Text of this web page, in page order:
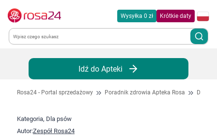
Wysyłka 0 zł Krótkie daty
Kategorie
Chemia gospodarcza
Dla zwierząt
Idź do Apteki
Rosa24 - Portal sprzedażowy Poradnik zdrowia Apteka Rosa Dla
Kategoria, Dla psów
Autor:Zespół Rosa24